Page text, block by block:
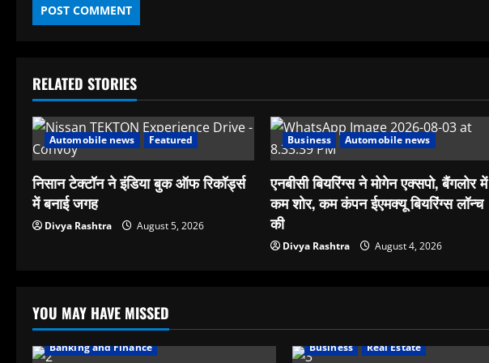
RELATED STORIES
Automobile news Featured
निसान टेक्टॉन ने इंडिया बुक ऑफ रिकॉर्ड्स
में बनाई जगह
Divya Rashtra August 5, 2026
Business Automobile news
एनबीसी बियरिंग्स ने मोगेन एक्सपो, बैंगलोर में
कम शोर, कम कंपन ईएमक्यू बियरिंग्स लॉन्च
की
Divya Rashtra August 4, 2026
YOU MAY HAVE MISSED
Banking and Finance Business Real Estate